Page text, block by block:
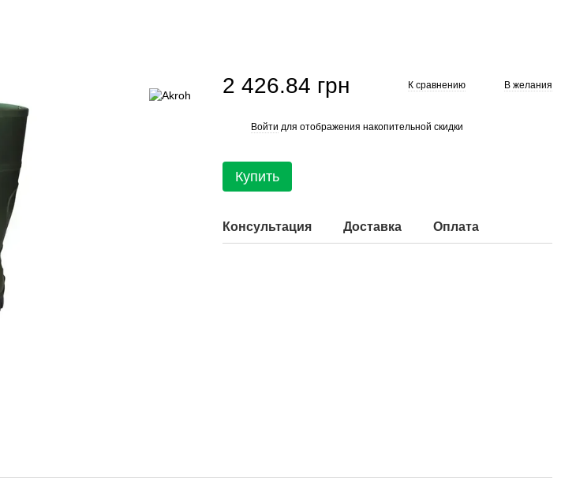
2 426.84 грн К сравнению В желания
Войти для отображения накопительной скидки
Купить
Консультация Доставка Оплата